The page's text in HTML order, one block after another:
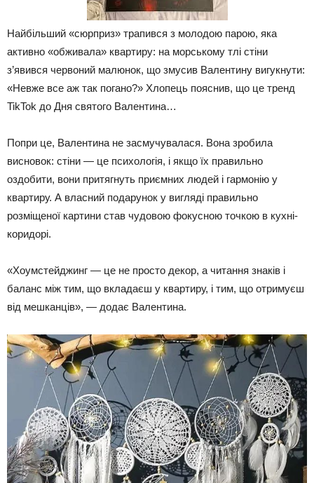
Найбільший «сюрприз» трапився з молодою парою, яка
активно «обживала» квартиру: на морському тлі стіни
з’явився червоний малюнок, що змусив Валентину вигукнути:
«Невже все аж так погано?» Хлопець пояснив, що це тренд
TikTok до Дня святого Валентина…
Попри це, Валентина не засмучувалася. Вона зробила
висновок: стіни — це психологія, і якщо їх правильно
оздобити, вони притягнуть приємних людей і гармонію у
квартиру. А власний подарунок у вигляді правильно
розміщеної картини став чудовою фокусною точкою в кухні-
коридорі.
«Хоумстейджинг — це не просто декор, а читання знаків і
баланс між тим, що вкладаєш у квартиру, і тим, що отримуєш
від мешканців», — додає Валентина.